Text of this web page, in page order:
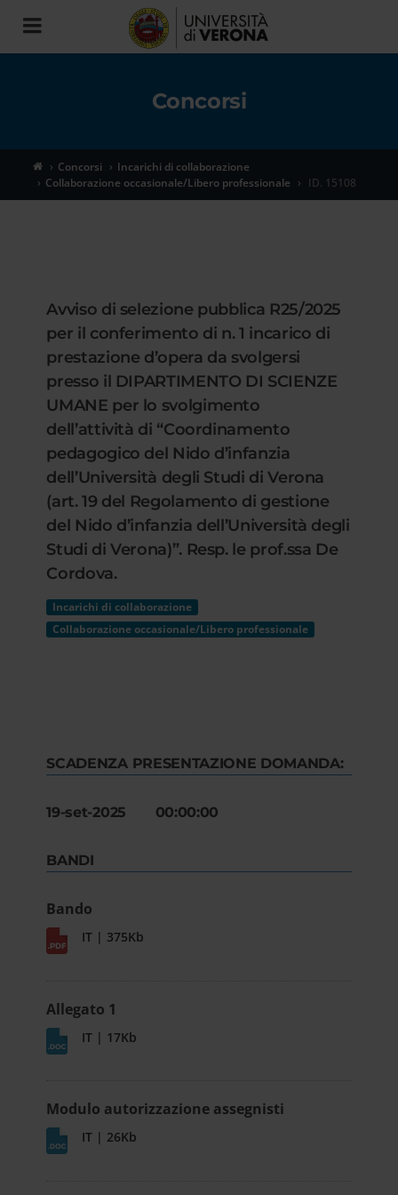
Toggle
navigation
Concorsi
Concorsi
Incarichi di collaborazione
Collaborazione occasionale/Libero professionale
ID. 15108
Avviso di selezione pubblica R25/2025
per il conferimento di n. 1 incarico di
prestazione d’opera da svolgersi
presso il DIPARTIMENTO DI SCIENZE
UMANE per lo svolgimento
dell’attività di “Coordinamento
pedagogico del Nido d’infanzia
dell’Università degli Studi di Verona
(art. 19 del Regolamento di gestione
del Nido d’infanzia dell’Università degli
Studi di Verona)”. Resp. le prof.ssa De
Cordova.
Incarichi di collaborazione
Collaborazione occasionale/Libero professionale
SCADENZA PRESENTAZIONE DOMANDA:
19-set-2025 00:00:00
BANDI
Bando
IT | 375Kb
Allegato 1
IT | 17Kb
Modulo autorizzazione assegnisti
IT | 26Kb